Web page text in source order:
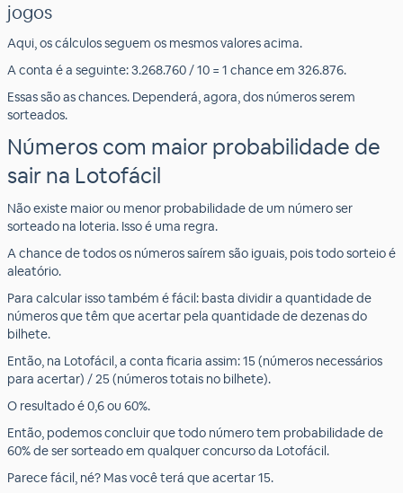
jogos
Aqui, os cálculos seguem os mesmos valores acima.
A conta é a seguinte: 3.268.760 / 10 = 1 chance em 326.876.
Essas são as chances. Dependerá, agora, dos números serem
sorteados.
Números com maior probabilidade de
sair na Lotofácil
Não existe maior ou menor probabilidade de um número ser
sorteado na loteria. Isso é uma regra.
A chance de todos os números saírem são iguais, pois todo sorteio é
aleatório.
Para calcular isso também é fácil: basta dividir a quantidade de
números que têm que acertar pela quantidade de dezenas do
bilhete.
Então, na Lotofácil, a conta ficaria assim: 15 (números necessários
para acertar) / 25 (números totais no bilhete).
O resultado é 0,6 ou 60%.
Então, podemos concluir que todo número tem probabilidade de
60% de ser sorteado em qualquer concurso da Lotofácil.
Parece fácil, né? Mas você terá que acertar 15.